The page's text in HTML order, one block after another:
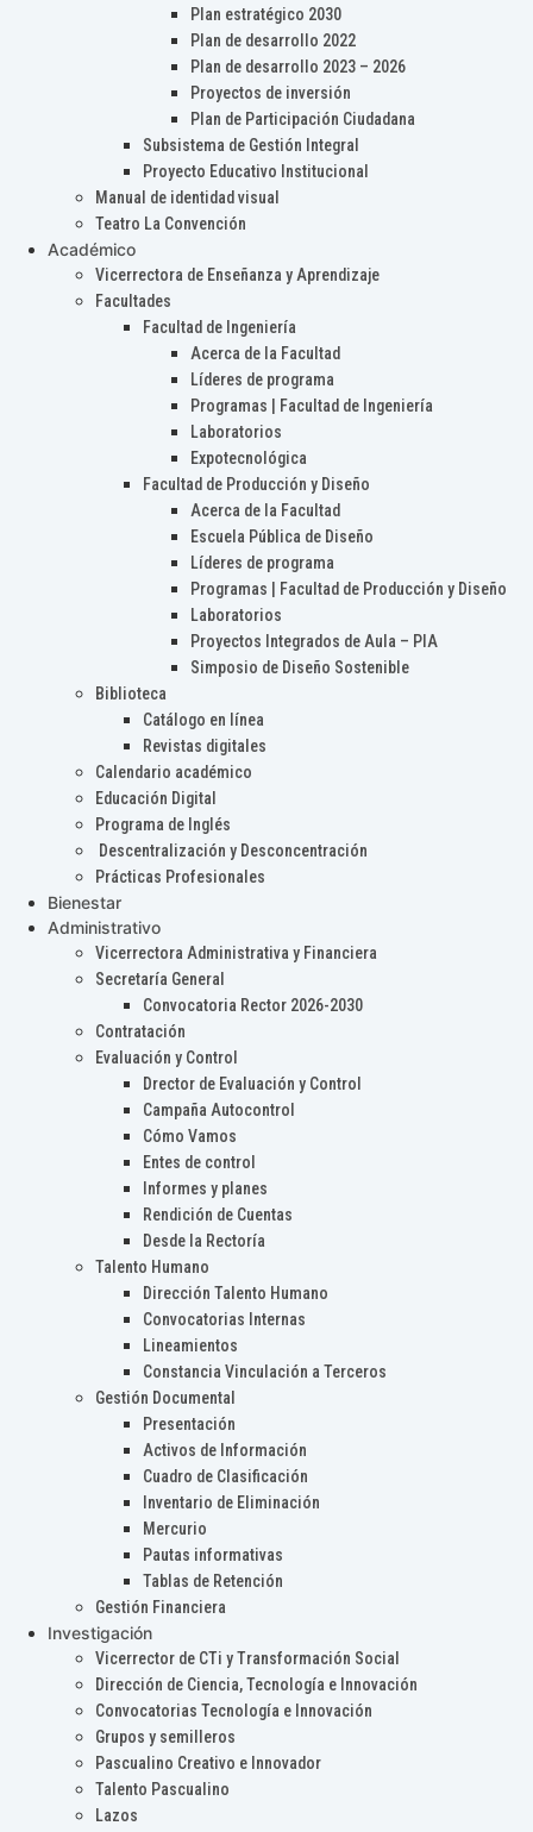
Plan estratégico 2030
Plan de desarrollo 2022
Plan de desarrollo 2023 – 2026
Proyectos de inversión
Plan de Participación Ciudadana
Subsistema de Gestión Integral
Proyecto Educativo Institucional
Manual de identidad visual
Teatro La Convención
Académico
Vicerrectora de Enseñanza y Aprendizaje
Facultades
Facultad de Ingeniería
Acerca de la Facultad
Líderes de programa
Programas | Facultad de Ingeniería
Laboratorios
Expotecnológica
Facultad de Producción y Diseño
Acerca de la Facultad
Escuela Pública de Diseño
Líderes de programa
Programas | Facultad de Producción y Diseño
Laboratorios
Proyectos Integrados de Aula – PIA
Simposio de Diseño Sostenible
Biblioteca
Catálogo en línea
Revistas digitales
Calendario académico
Educación Digital
Programa de Inglés
Descentralización y Desconcentración
Prácticas Profesionales
Bienestar
Administrativo
Vicerrectora Administrativa y Financiera
Secretaría General
Convocatoria Rector 2026-2030
Contratación
Evaluación y Control
Drector de Evaluación y Control
Campaña Autocontrol
Cómo Vamos
Entes de control
Informes y planes
Rendición de Cuentas
Desde la Rectoría
Talento Humano
Dirección Talento Humano
Convocatorias Internas
Lineamientos
Constancia Vinculación a Terceros
Gestión Documental
Presentación
Activos de Información
Cuadro de Clasificación
Inventario de Eliminación
Mercurio
Pautas informativas
Tablas de Retención
Gestión Financiera
Investigación
Vicerrector de CTi y Transformación Social
Dirección de Ciencia, Tecnología e Innovación
Convocatorias Tecnología e Innovación
Grupos y semilleros
Pascualino Creativo e Innovador
Talento Pascualino
Lazos